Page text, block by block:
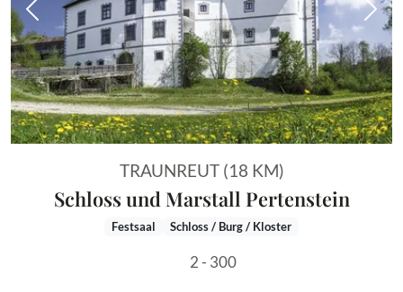
Vorheriges Bild
TRAUNREUT (18 KM)
Schloss und Marstall Pertenstein
Festsaal Schloss / Burg / Kloster
2 - 300